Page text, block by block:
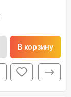
В корзину